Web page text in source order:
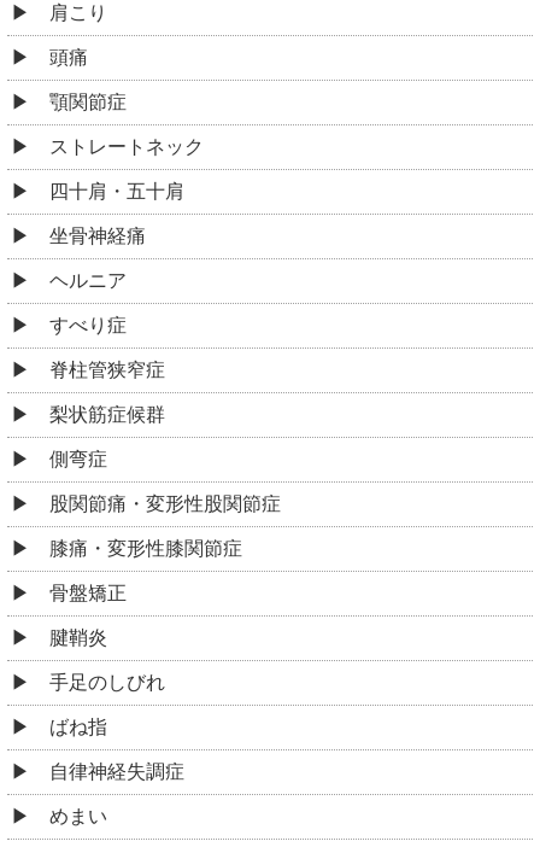
肩こり
頭痛
顎関節症
ストレートネック
四十肩・五十肩
坐骨神経痛
ヘルニア
すべり症
脊柱管狭窄症
梨状筋症候群
側弯症
股関節痛・変形性股関節症
膝痛・変形性膝関節症
骨盤矯正
腱鞘炎
手足のしびれ
ばね指
自律神経失調症
めまい